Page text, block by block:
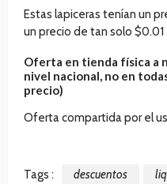
Estas lapiceras tenían un
un precio de tan solo $0.01
Oferta en tienda física a
nivel nacional, no en
precio)
Oferta compartida por el
Tags : descuentos